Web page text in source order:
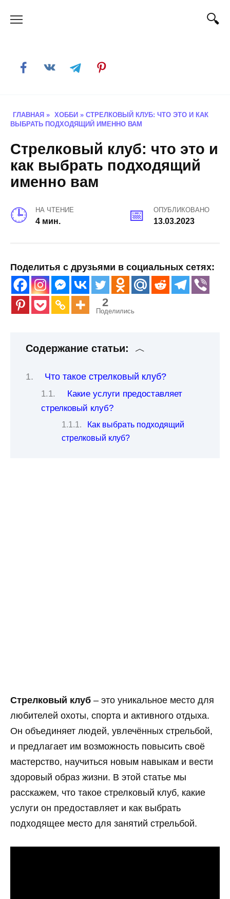
ГЛАВНАЯ » ХОББИ » СТРЕЛКОВЫЙ КЛУБ: ЧТО ЭТО И КАК
ВЫБРАТЬ ПОДХОДЯЩИЙ ИМЕННО ВАМ
Стрелковый клуб: что это и
как выбрать подходящий
именно вам
НА ЧТЕНИЕ
4 мин.
ОПУБЛИКОВАНО
13.03.2023
Поделитья с друзьями в социальных сетях:
2
Поделились
Содержание статьи:
Что такое стрелковый клуб?
Какие услуги предоставляет
стрелковый клуб?
Как выбрать подходящий
стрелковый клуб?
Стрелковый клуб – это уникальное место для
любителей охоты, спорта и активного отдыха.
Он объединяет людей, увлечённых стрельбой,
и предлагает им возможность повысить своё
мастерство, научиться новым навыкам и вести
здоровый образ жизни. В этой статье мы
расскажем, что такое стрелковый клуб, какие
услуги он предоставляет и как выбрать
подходящее место для занятий стрельбой.